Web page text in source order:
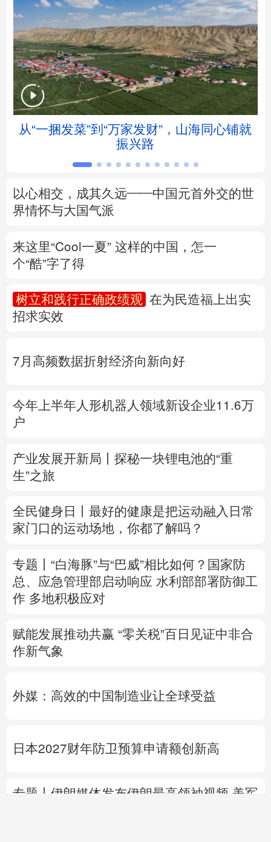
地方频道
北京 天津 河北 山西
辽宁 吉林 上海 江苏
浙江 安徽 福建 江西
四川 贵州
陕西 甘肃 青海
新疆
多语种频道
English Español Français
Português
从“一捆发菜”到“万家发财”，山海同心铺就
振兴路
以心相交，成其久远——中国元首外交的世
界情怀与大国气派
来这里“Cool一夏” 这样的中国，怎一
个“酷”字了得
树立和践行正确政绩观
在为民造福上出实
招求实效
7月高频数据折射经济向新向好
今年上半年人形机器人领域新设企业11.6万
户
产业发展开新局丨 探秘一块锂电池的“重
生”之旅
全民健身日丨 最好的健康是把运动融入日常
家门口的运动场地，你都了解吗？
专题丨 “白海豚”与“巴威”相比如何？ 国家防
总、应急管理部启动响应 水利部部署防御工
作 多地积极应对
赋能发展推动共赢 “零关税”百日见证中非合
作新气象
外媒：高效的中国制造业让全球受益
日本2027财年防卫预算申请额创新高
专题丨 伊朗媒体发布伊朗最高领袖视频 美军